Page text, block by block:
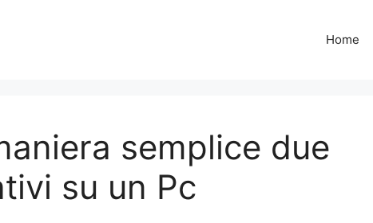
Home
semplice due
su un Pc